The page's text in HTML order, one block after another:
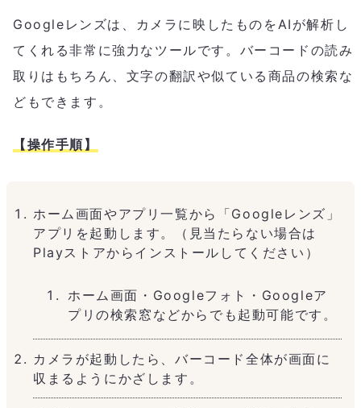
Googleレンズは、カメラに映したものをAIが解析し
てくれる非常に強力なツールです。バーコードの読み
取りはもちろん、文字の翻訳や似ている商品の検索な
どもできます。
【操作手順】
ホーム画面やアプリ一覧から「Googleレンズ」
アプリを起動します。（見当たらない場合は
Playストアからインストールしてください）
ホーム画面・Googleフォト・Googleア
プリの検索窓などからでも起動可能です。
カメラが起動したら、バーコード全体が画面に
収まるようにかざします。